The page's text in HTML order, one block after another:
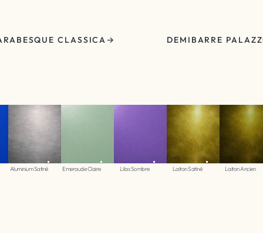
CLASSICA DEMIBARRE
Aluminium Satiné Emeraude Claire Lilas Sombre Laiton Satiné Laiton Ancien